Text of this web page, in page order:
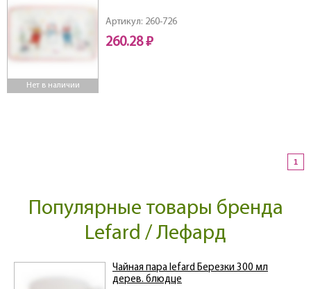
Нет в наличии
Артикул: 260-726
260.28 ₽
1
Популярные товары бренда
Lefard / Лефард
Чайная пара lefard Березки 300 мл
дерев. блюдце